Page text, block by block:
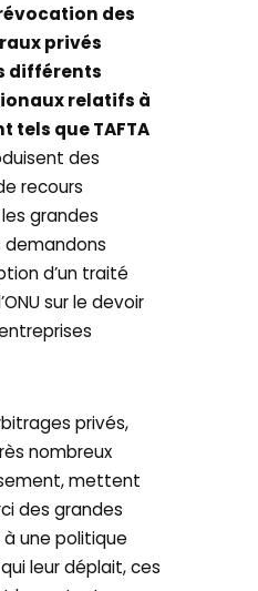
des
privés
différents
relatifs à
tels que TAFTA
des
recours
grandes
demandons
d’un traité
sur le devoir
privés,
nombreux
mettent
des grandes
une politique
leur déplait, ces